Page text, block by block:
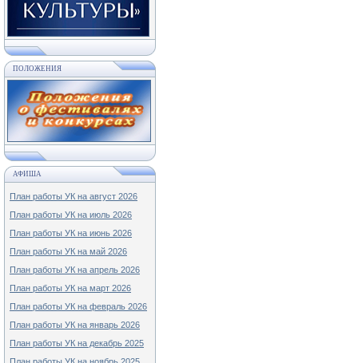
ПОЛОЖЕНИЯ
АФИША
План работы УК на август 2026
План работы УК на июль 2026
План работы УК на июнь 2026
План работы УК на май 2026
План работы УК на апрель 2026
План работы УК на март 2026
План работы УК на февраль 2026
План работы УК на январь 2026
План работы УК на декабрь 2025